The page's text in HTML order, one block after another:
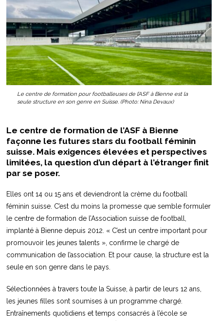
Le centre de formation pour footballeuses de l’ASF à Bienne est la
seule structure en son genre en Suisse. (Photo: Nina Devaux)
Le centre de formation de l’ASF à Bienne
façonne les futures stars du football féminin
suisse. Mais exigences élevées et perspectives
limitées, la question d’un départ à l’étranger finit
par se poser.
Elles ont 14 ou 15 ans et deviendront la crème du football
féminin suisse. C’est du moins la promesse que semble formuler
le centre de formation de l’Association suisse de football,
implanté à Bienne depuis 2012. « C’est un centre important pour
promouvoir les jeunes talents », confirme le chargé de
communication de l’association. Et pour cause, la structure est la
seule en son genre dans le pays.
Sélectionnées à travers toute la Suisse, à partir de leurs 12 ans,
les jeunes filles sont soumises à un programme chargé.
Entraînements quotidiens et temps consacrés à l’école se